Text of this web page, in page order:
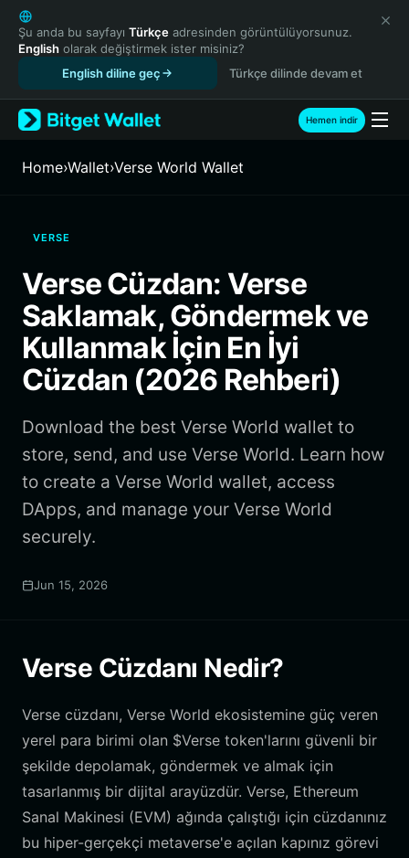
English
日本語
Tiếng Việt
Español (Latinoamérica)
Türkçe
Français
繁體中文
Bahasa Indonesia
ภาษาไทย
हिन्दी
Español
Português (Brasil)
Şu anda bu sayfayı Türkçe adresinden görüntülüyorsunuz.
English olarak değiştirmek ister misiniz?
English diline geç
Türkçe dilinde devam et
Hemen indir
Home›Wallet›Verse World Wallet
VERSE
Verse Cüzdan: Verse
Saklamak, Göndermek ve
Kullanmak İçin En İyi
Cüzdan (2026 Rehberi)
Download the best Verse World wallet to
store, send, and use Verse World. Learn how
to create a Verse World wallet, access
DApps, and manage your Verse World
securely.
Jun 15, 2026
Verse Cüzdanı Nedir?
Verse cüzdanı, Verse World ekosistemine güç veren
yerel para birimi olan $Verse token'larını güvenli bir
şekilde depolamak, göndermek ve almak için
tasarlanmış bir dijital arayüzdür. Verse, Ethereum
Sanal Makinesi (EVM) ağında çalıştığı için cüzdanınız
bu hiper-gerçekçi metaverse'e açılan kapınız görevi